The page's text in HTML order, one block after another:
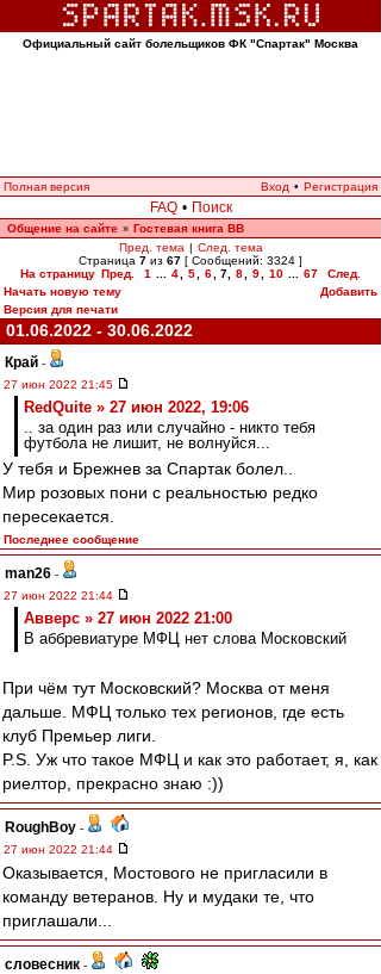
Официальный сайт болельщиков ФК "Спартак" Москва
Полная версия Вход • Регистрация
FAQ • Поиск
Общение на сайте » Гостевая книга ВВ
Пред. тема | След. тема
Страница 7 из 67 [ Сообщений: 3324 ]
На страницу Пред. 1 4 5 6 7 8 9 10 67
След.
Начать новую тему
Добавить
Версия для печати
01.06.2022 - 30.06.2022
Край -
27 июн 2022 21:45
RedQuite » 27 июн 2022, 19:06
.. за один раз или случайно - никто тебя
футбола не лишит, не волнуйся...
У тебя и Брежнев за Спартак болел..
Мир розовых пони с реальностью редко
пересекается.
Последнее сообщение
man26 -
27 июн 2022 21:44
Авверс » 27 июн 2022 21:00
В аббревиатуре МФЦ нет слова Московский
При чём тут Московский? Москва от меня
дальше. МФЦ только тех регионов, где есть
клуб Премьер лиги.
P.S. Уж что такое МФЦ и как это работает, я, как
риелтор, прекрасно знаю :))
RoughBoy -
27 июн 2022 21:44
Оказывается, Мостового не пригласили в
команду ветеранов. Ну и мудаки те, что
приглашали...
словесник -